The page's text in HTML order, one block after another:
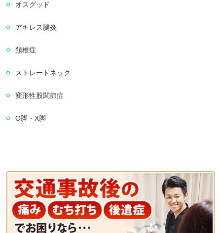
オスグッド
アキレス腱炎
頚椎症
ストレートネック
変形性股関節症
O脚・X脚